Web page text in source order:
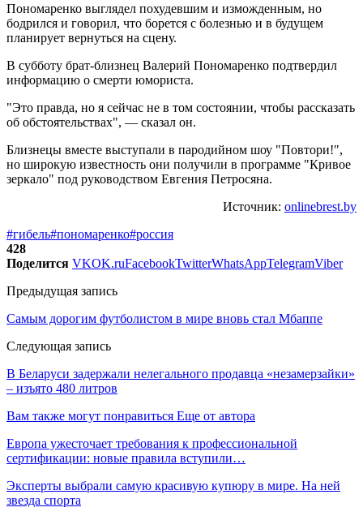
Пономаренко выглядел похудевшим и изможденным, но
бодрился и говорил, что борется с болезнью и в будущем
планирует вернуться на сцену.
В субботу брат-близнец Валерий Пономаренко подтвердил
информацию о смерти юмориста.
"Это правда, но я сейчас не в том состоянии, чтобы рассказать
об обстоятельствах", — сказал он.
Близнецы вместе выступали в пародийном шоу "Повтори!",
но широкую известность они получили в программе "Кривое
зеркало" под руководством Евгения Петросяна.
Источник: onlinebrest.by
#гибель#пономаренко#россия
428
Поделится VKOK.ruFacebookTwitterWhatsAppTelegramViber
Предыдущая запись
Самым дорогим футболистом в мире вновь стал Мбаппе
Следующая запись
В Беларуси задержали нелегального продавца «незамерзайки»
– изъято 480 литров
Вам также могут понравиться Еще от автора
Европа ужесточает требования к профессиональной
сертификации: новые правила вступили…
Эксперты выбрали самую красивую купюру в мире. На ней
звезда спорта